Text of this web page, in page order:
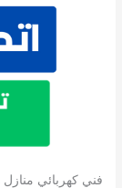
فني كهربائي